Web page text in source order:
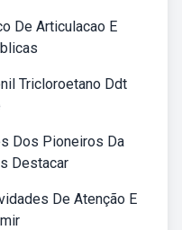
De Articulacao E
Tricloroetano Ddt
Dos Pioneiros Da
Destacar
De Atenção E